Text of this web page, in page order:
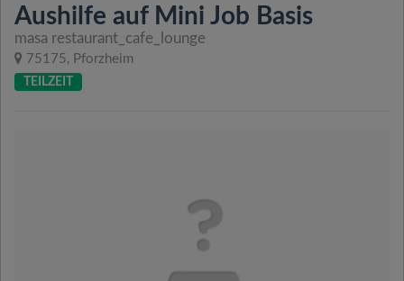
Aushilfe auf Mini Job Basis
masa restaurant_cafe_lounge
75175, Pforzheim
TEILZEIT